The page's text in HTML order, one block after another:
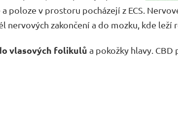
poloze v prostoru pocházejí z ECS.
nervových zakončení a do mozku, kde leží
vlasových folikulů a pokožky hlavy. CBD